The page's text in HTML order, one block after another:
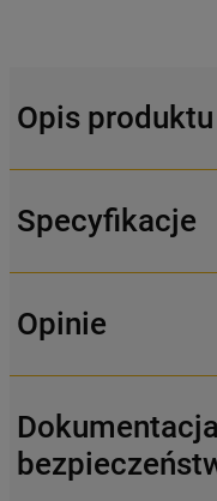
Opis produktu
Specyfikacje
Opinie